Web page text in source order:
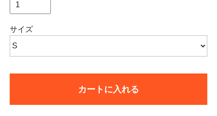
サイズ
カートに入れる